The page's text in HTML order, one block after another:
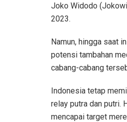
Joko Widodo
2023.
Namun, hingga saat
potensi tambahan
cabang-cabang
Indonesia tetap
relay putra dan putri.
mencapai target